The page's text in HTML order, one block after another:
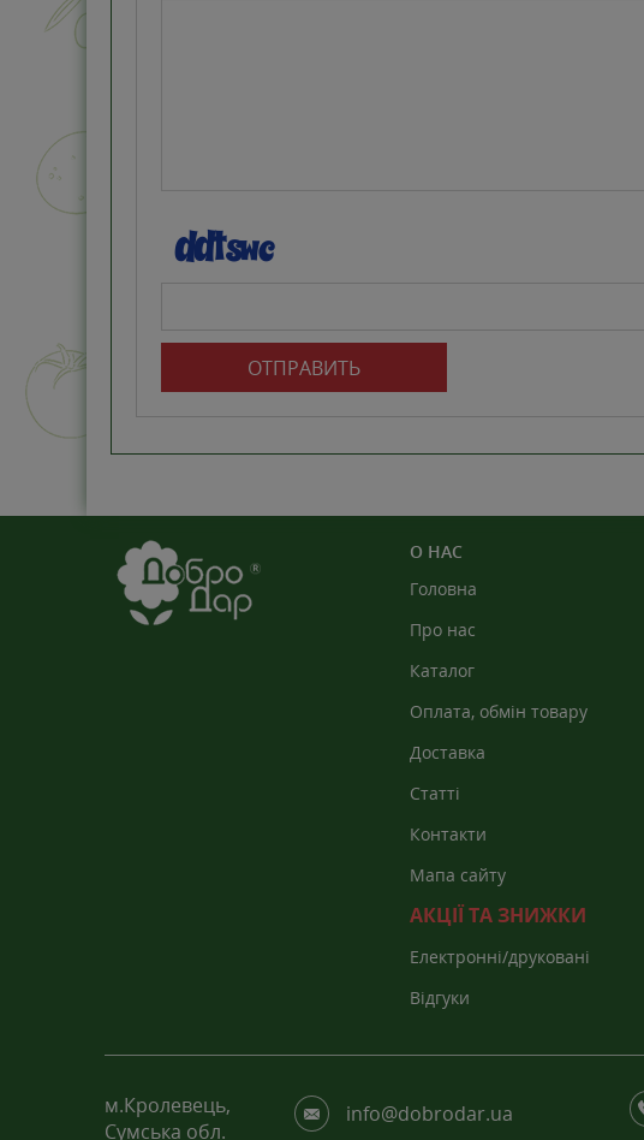
ОТПРАВИТЬ
О НАС
Головна
Про нас
Каталог
Оплата, обмін товару
Доставка
Статті
Контакти
Мапа сайту
АКЦІЇ ТА ЗНИЖКИ
Електронні/друковані
Відгуки
м.Кролевець,
Сумська обл.
info@dobrodar.ua